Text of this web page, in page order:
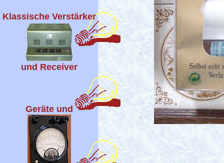
Klassische Verstärker
und Receiver
Geräte und